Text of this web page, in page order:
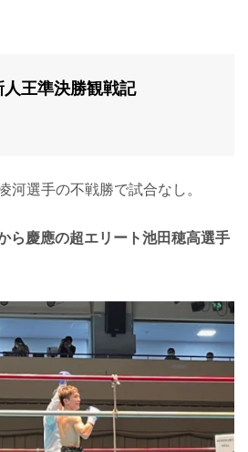
王準決勝観戦記
河選手の不戦勝で試合なし。
ら慶應の超エリート池田穂高選手